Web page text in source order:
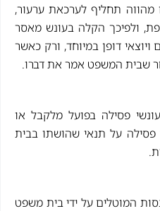
מהווה תחליף לערכאת ערעור,
ולפיכך הקלה בעונש מאסר
דופן במיוחד, ורק כאשר
שבית המשפט אמר את דברו.
פסילה בפועל מלקבל או
פסילה על תנאי שהושתו בבית
המוטלים על ידי בית משפט